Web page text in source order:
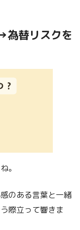
為替リスクを
。
のある言葉と一緒
際立って響きま